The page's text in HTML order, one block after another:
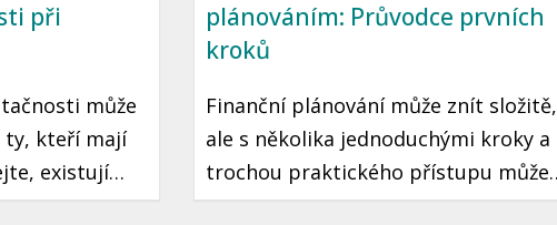
při
může
ty, kteří mají
existují
které vám
plánováním: Průvodce prvních
kroků
Finanční plánování může znít složitě,
ale s několika jednoduchými kroky a
trochou praktického přístupu může
začít každý. Je to cesta ke klidné a